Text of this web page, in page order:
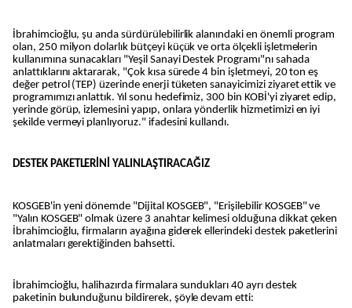
İbrahimcioğlu, şu anda sürdürülebilirlik alanındaki en önemli program
olan, 250 milyon dolarlık bütçeyi küçük ve orta ölçekli işletmelerin
kullanımına sunacakları "Yeşil Sanayi Destek Programı"nı sahada
anlattıklarını aktararak, "Çok kısa sürede 4 bin işletmeyi, 20 ton eş
değer petrol (TEP) üzerinde enerji tüketen sanayicimizi ziyaret ettik ve
programımızı anlattık. Yıl sonu hedefimiz, 300 bin KOBİ'yi ziyaret edip,
yerinde görüp, izlemesini yapıp, onlara yönderlik hizmetimizi en iyi
şekilde vermeyi planlıyoruz." ifadesini kullandı.
DESTEK PAKETLERİNİ YALINLAŞTIRACAĞIZ
KOSGEB'in yeni dönemde "Dijital KOSGEB", "Erişilebilir KOSGEB" ve
"Yalın KOSGEB" olmak üzere 3 anahtar kelimesi olduğuna dikkat çeken
İbrahimcioğlu, firmaların ayağına giderek ellerindeki destek paketlerini
anlatmaları gerektiğinden bahsetti.
İbrahimcioğlu, halihazırda firmalara sundukları 40 ayrı destek
paketinin bulunduğunu bildirerek, şöyle devam etti: